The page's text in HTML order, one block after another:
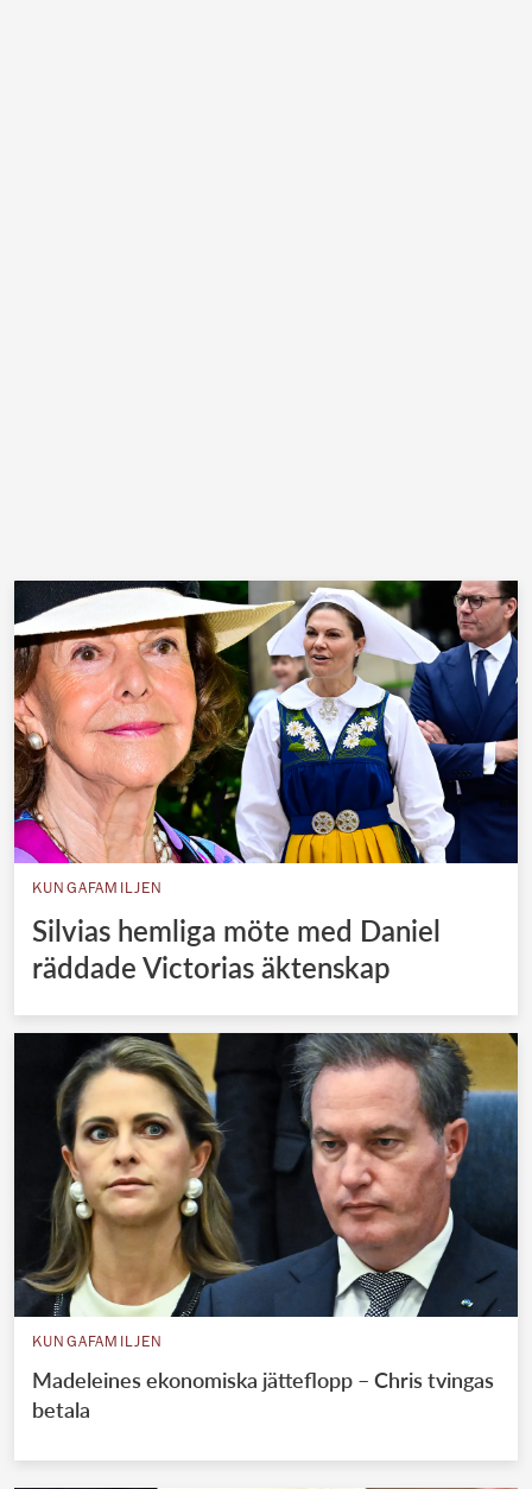
KUNGAFAMILJEN
Silvias hemliga möte med Daniel
räddade Victorias äktenskap
KUNGAFAMILJEN
Madeleines ekonomiska jätteflopp – Chris tvingas
betala